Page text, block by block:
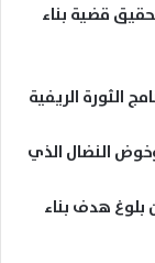
قضية بناء
الثورة الريفية
النضال الذي
بلوغ هدف بناء